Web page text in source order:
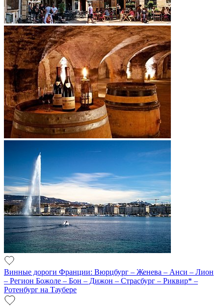
Винные дороги Франции: Вюрцбург – Женева – Анси – Лион
– Регион Божоле – Бон – Дижон – Страсбург – Риквир* –
Ротенбург на Таубере